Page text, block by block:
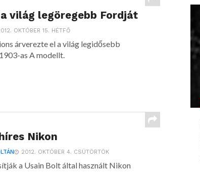
világ legöregebb Fordját
OKTÓBER 15. HÉTFŐ
árverezte el a világ legidősebb
as A modellt.
Nikon
2012. OKTÓBER 4. CSÜTÖRTÖK
a Usain Bolt által használt Nikon